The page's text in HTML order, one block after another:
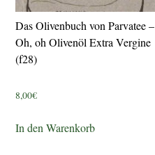
Das Olivenbuch von Parvatee –
Oh, oh Olivenöl Extra Vergine
(f28)
8,00€
In den Warenkorb